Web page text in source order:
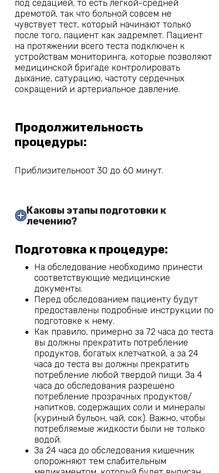
под седацией, то есть легкой-средней
дремотой, так что больной совсем не
чувствует тест, который начинают только
после того, пациент как задремлет. Пациент
на протяжении всего теста подключен к
устройствам мониторинга, которые позволяют
медицинской бригаде контролировать
дыхание, сатурацию, частоту сердечных
сокращений и артериальное давление.
Продолжительность
процедуры:
Приблизительноот 30 до 60 минут.
Каковы этапы подготовки к
лечению?
Подготовка к процедуре:
На обследование необходимо принести
соответствующие медицинские
документы.
Перед обследованием пациенту будут
предоставлены подробные инструкции по
подготовке к нему.
Как правило, примерно за 72 часа до теста
вы должны прекратить потребление
продуктов, богатых клетчаткой, а за 24
часа до теста вы должны прекратить
потребление любой твердой пищи. За 4
часа до обследования разрешено
потребление прозрачных продуктов/
напитков, содержащих соли и минералы
(куриный бульон, чай, сок). Важно, чтобы
потребляемые жидкости были не только
водой.
За 24 часа до обследования кишечник
опорожняют тем слабительным